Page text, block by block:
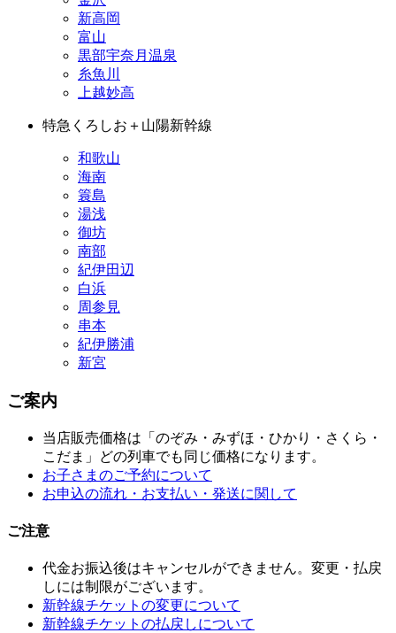
新高岡
富山
黒部宇奈月温泉
糸魚川
上越妙高
特急くろしお＋山陽新幹線
和歌山
海南
簑島
湯浅
御坊
南部
紀伊田辺
白浜
周参見
串本
紀伊勝浦
新宮
ご案内
当店販売価格は「のぞみ・みずほ・ひかり・さくら・
こだま」どの列車でも同じ価格になります。
お子さまのご予約について
お申込の流れ・お支払い・発送に関して
ご注意
代金お振込後はキャンセルができません。変更・払戻
しには制限がございます。
新幹線チケットの変更について
新幹線チケットの払戻しについて